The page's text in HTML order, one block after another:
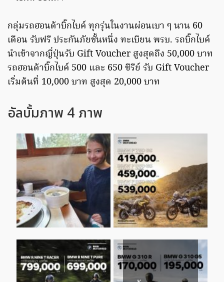
กลุ่มรถฮอนด้าบิ๊กไบค์ ทุกรุ่นในงานผ่อนเบา ๆ นาน 60
เดือน รับฟรี ประกันภัยชั้นหนึ่ง ทะเบียน พรบ. รถบิ๊กไบค์
นำเข้าจากญี่ปุ่นรับ Gift Voucher สูงสุดถึง 50,000 บาท
รถฮอนด้าบิ๊กไบค์ 500 และ 650 ซีรีย์ รับ Gift Voucher
เริ่มต้นที่ 10,000 บาท สูงสุด 20,000 บาท
อัลบั้มภาพ 4 ภาพ